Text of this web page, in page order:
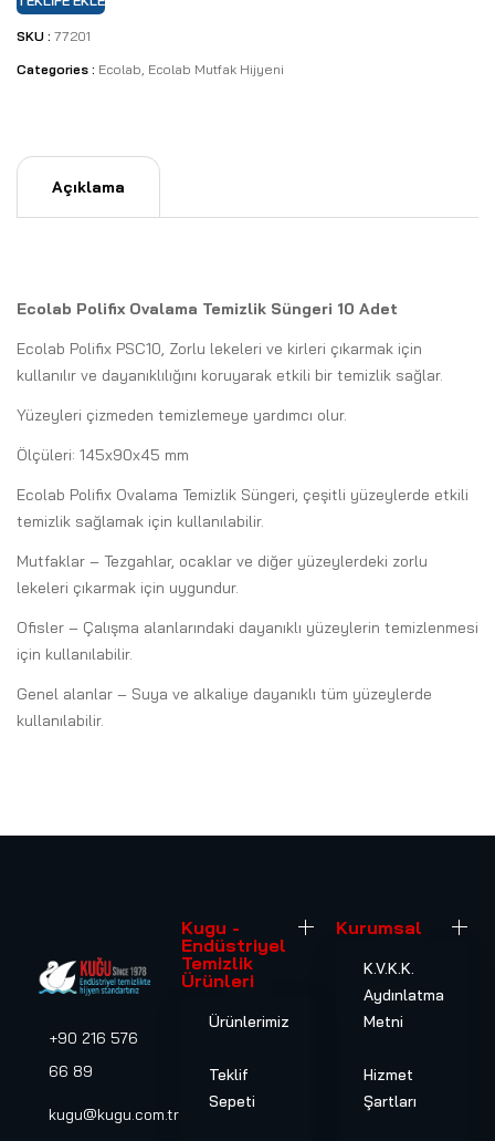
SKU : 77201
Categories : Ecolab, Ecolab Mutfak Hijyeni
Açıklama
Ecolab Polifix Ovalama Temizlik Süngeri 10 Adet
Ecolab Polifix PSC10, Zorlu lekeleri ve kirleri çıkarmak için
kullanılır ve dayanıklılığını koruyarak etkili bir temizlik sağlar.
Yüzeyleri çizmeden temizlemeye yardımcı olur.
Ölçüleri: 145x90x45 mm
Ecolab Polifix Ovalama Temizlik Süngeri, çeşitli yüzeylerde etkili
temizlik sağlamak için kullanılabilir.
Mutfaklar – Tezgahlar, ocaklar ve diğer yüzeylerdeki zorlu
lekeleri çıkarmak için uygundur.
Ofisler – Çalışma alanlarındaki dayanıklı yüzeylerin temizlenmesi
için kullanılabilir.
Genel alanlar – Suya ve alkaliye dayanıklı tüm yüzeylerde
kullanılabilir.
+90 216 576
66 89
kugu@kugu.com.tr
Kugu -
Endüstriyel
Temizlik
Ürünleri
Ürünlerimiz
Teklif
Sepeti
Kurumsal
K.V.K.K.
Aydınlatma
Metni
Hizmet
Şartları